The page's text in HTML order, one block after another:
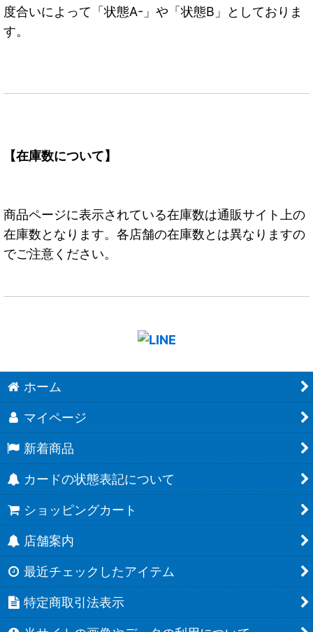
度合いによって「状態A-」や「状態B」としておりま
す。
【在庫数について】
商品ページに表示されている在庫数は通販サイト上の
在庫数となります。各店舗の在庫数とは異なりますの
でご注意ください。
ホーム
マイページ
新着商品
カードの状態表記について
ショッピングカート
店舗案内
最近チェックしたアイテム
特定商取引法表示